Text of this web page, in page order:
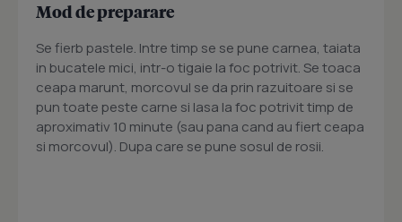
Mod de preparare
Se fierb pastele. Intre timp se se pune carnea, taiata
in bucatele mici, intr-o tigaie la foc potrivit. Se toaca
ceapa marunt, morcovul se da prin razuitoare si se
pun toate peste carne si lasa la foc potrivit timp de
aproximativ 10 minute (sau pana cand au fiert ceapa
si morcovul). Dupa care se pune sosul de rosii.